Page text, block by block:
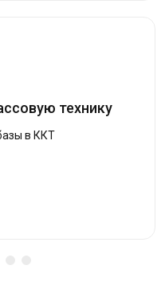
технику
в ККТ